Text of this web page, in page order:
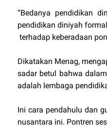
“Bedanya pendidikan
pendidikan diniyah
terhadap keberadaan
Dikatakan Menag,
sadar betul bahwa
adalah lembaga
Ini cara pendahulu dan
nusantara ini. Pontren